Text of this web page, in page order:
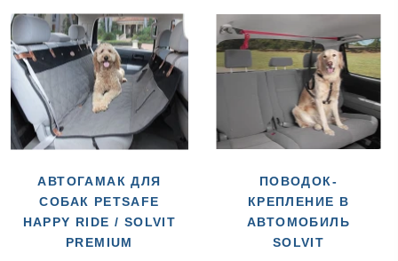
АВТОГАМАК ДЛЯ
СОБАК PETSAFE
HAPPY RIDE / SOLVIT
PREMIUM
ПОВОДОК-
КРЕПЛЕНИЕ В
АВТОМОБИЛЬ
SOLVIT